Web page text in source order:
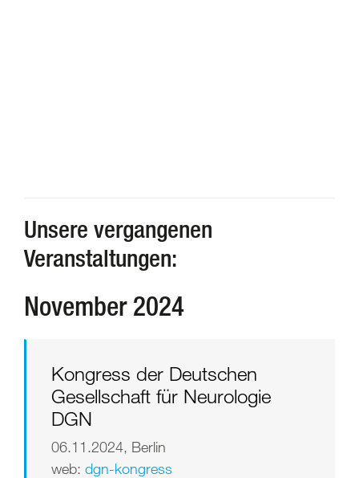
Unsere vergangenen
Veranstaltungen:
November 2024
Kongress der Deutschen
Gesellschaft für Neurologie
DGN
06.11.2024, Berlin
web: dgn-kongress